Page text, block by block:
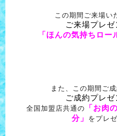
この期間ご来場い
ご来場プレゼ
「ほんの気持ちロー
また、この期間ご
ご成約プレゼ
全国加盟店共通の 「お肉
分」 をプレ